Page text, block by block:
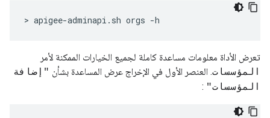
> apigee-adminapi.sh orgs -h
تعرض الأداة معلومات مساعدة كاملة لجميع الخيارات الممكنة لأمر
المؤسسات. العنصر الأول في الإخراج عرض المساعدة بشأن "إضافة
المؤسسات" :